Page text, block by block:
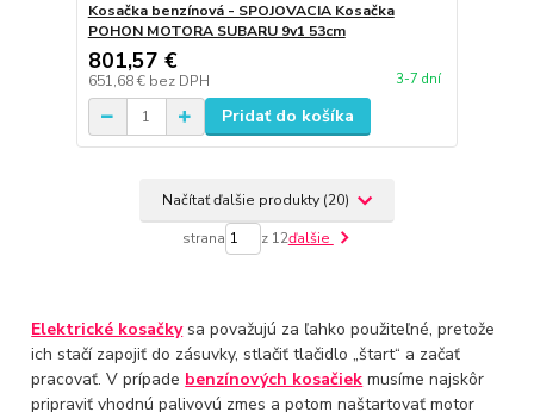
Kosačka benzínová - SPOJOVACIA Kosačka
POHON MOTORA SUBARU 9v1 53cm
801,57 €
651,68 € bez DPH 3-7 dní
Pridať do košíka
Načítať ďalšie produkty (20)
strana z 12ďalšie
Elektrické kosačkysa považujú za ľahko použiteľné, pretože
ich stačí zapojiť do zásuvky, stlačiť tlačidlo „štart“ a začať
pracovať. V prípade benzínových kosačiek musíme najskôr
pripraviť vhodnú palivovú zmes a potom naštartovať motor